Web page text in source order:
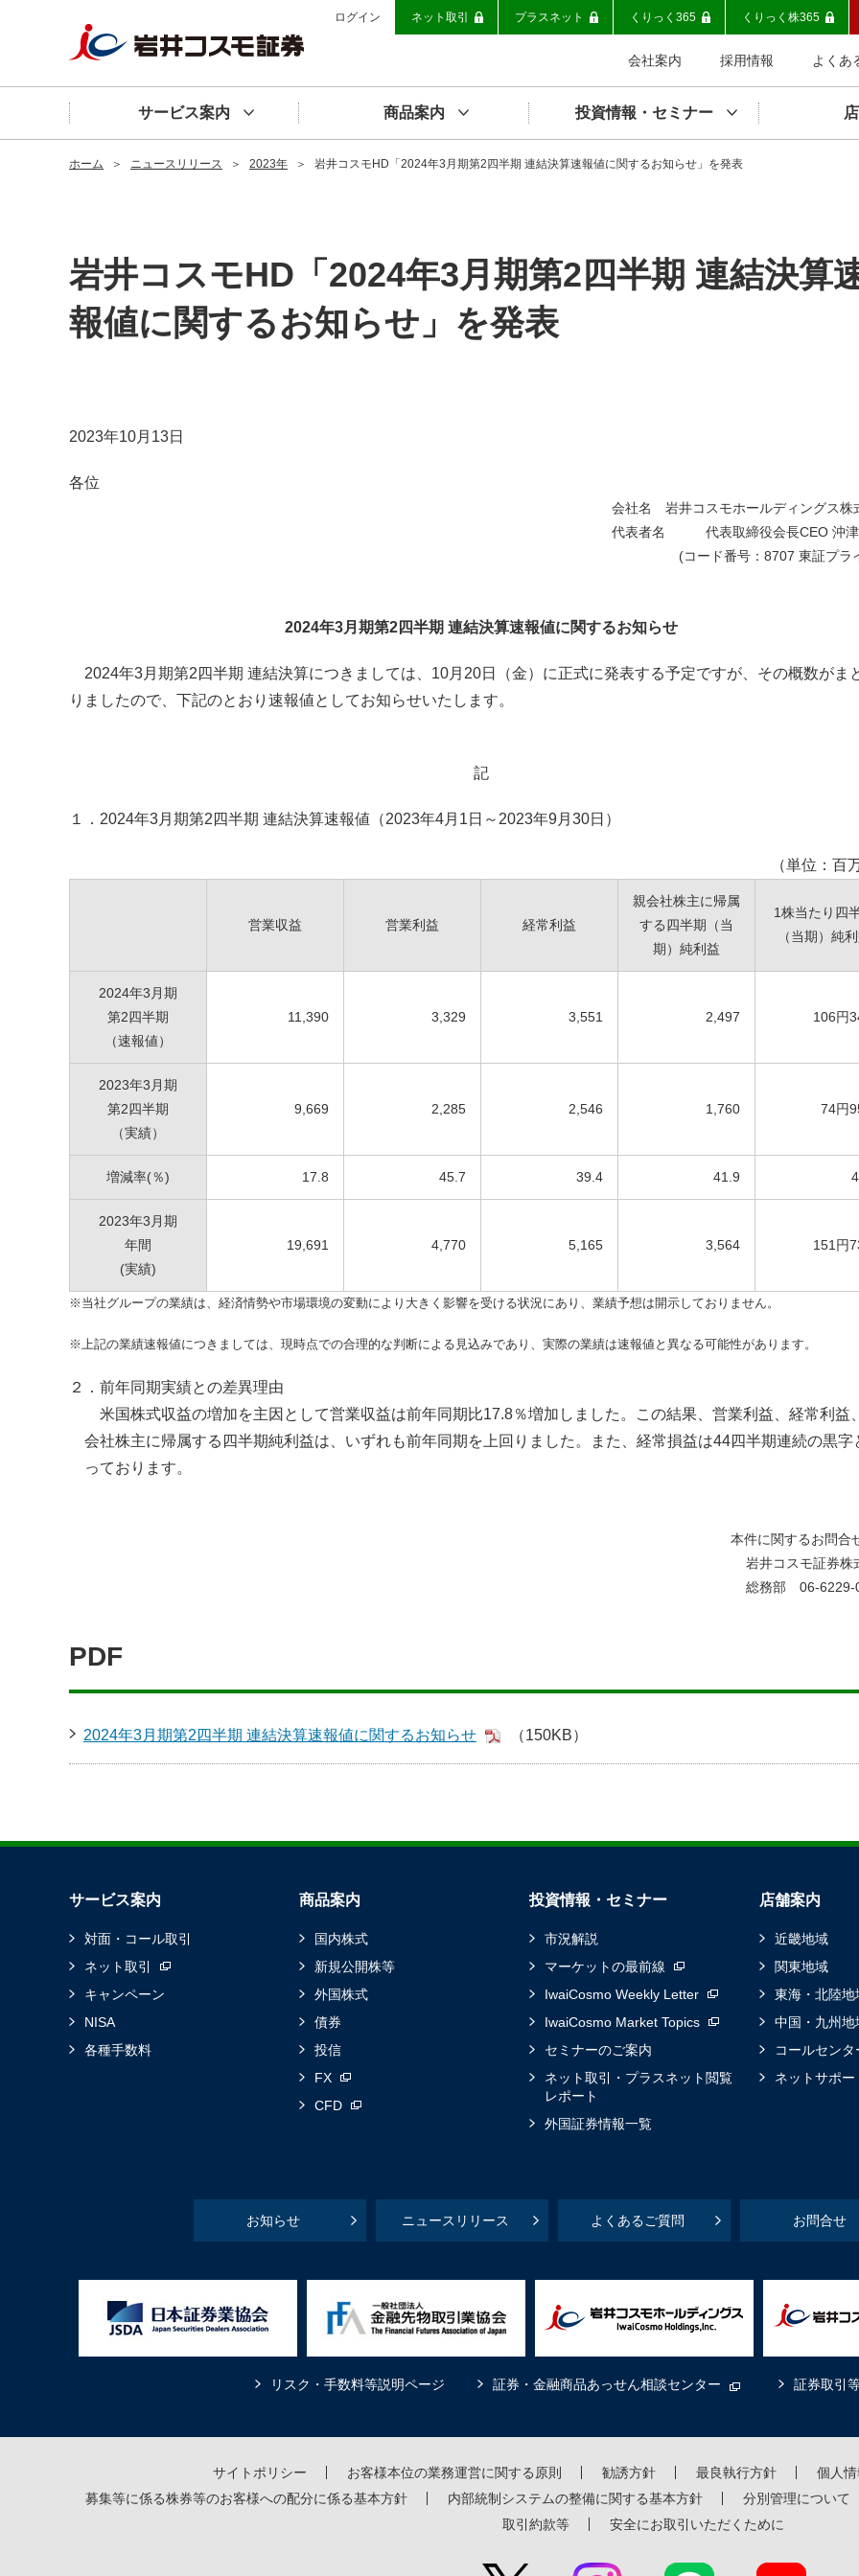
ログイン ネット取引 プラスネット くりっく365 くりっく株365
会社案内 採用情報 よくあ
サービス案内 商品案内 投資情報・セミナー
ホーム ＞ ニュースリリース ＞ 2023年 ＞ 岩井コスモHD「2024年3月期第2四半期 連結決算速報値に関するお知らせ」を発表
岩井コスモHD「2024年3月期第2四半期 連結決算
報値に関するお知らせ」を発表
2023年10月13日
各位
会社名 岩井コスモホールディングス株
代表者名 代表取締役会長CEO 沖津
(コード番号：8707 東証プラ
2024年3月期第2四半期 連結決算速報値に関するお知らせ
2024年3月期第2四半期 連結決算につきましては、10月20日（金）に正式に発表する予定ですが、その概数がま
りましたので、下記のとおり速報値としてお知らせいたします。
記
１．2024年3月期第2四半期 連結決算速報値（2023年4月1日～2023年9月30日）
（単位：百
営業収益 営業利益 経常利益
親会社株主に帰属
する四半期（当
期）純利益
1株当たり四
（当期）純
2024年3月期
第2四半期
（速報値）
11,390 3,329 3,551 2,497 106円
2023年3月期
第2四半期
（実績）
9,669 2,285 2,546 1,760 74円
増減率(％) 17.8 45.7 39.4 41.9
2023年3月期
年間
(実績)
19,691 4,770 5,165 3,564 151円
※当社グループの業績は、経済情勢や市場環境の変動により大きく影響を受ける状況にあり、業績予想は開示しておりません。
※上記の業績速報値につきましては、現時点での合理的な判断による見込みであり、実際の業績は速報値と異なる可能性があります。
２．前年同期実績との差異理由
米国株式収益の増加を主因として営業収益は前年同期比17.8％増加しました。この結果、営業利益、経常利益
会社株主に帰属する四半期純利益は、いずれも前年同期を上回りました。また、経常損益は44四半期連続の黒字
っております。
本件に関するお問合
岩井コスモ証券株
総務部 06-6229-
PDF
2024年3月期第2四半期 連結決算速報値に関するお知らせ （150KB）
サービス案内
対面・コール取引
ネット取引
キャンペーン
NISA
各種手数料
商品案内
国内株式
新規公開株等
外国株式
債券
投信
FX
CFD
投資情報・セミナー
市況解説
マーケットの最前線
IwaiCosmo Weekly Letter
IwaiCosmo Market Topics
セミナーのご案内
ネット取引・プラスネット閲覧
レポート
外国証券情報一覧
店舗案内
近畿地域
関東地域
東海・北陸地
中国・九州地
コールセンタ
ネットサポー
お知らせ ニュースリリース よくあるご質問 お問合せ
リスク・手数料等説明ページ 証券・金融商品あっせん相談センター 証券取引
サイトポリシー お客様本位の業務運営に関する原則 勧誘方針 最良執行方針 個人
募集等に係る株券等のお客様への配分に係る基本方針
内部統制システムの整備に関する基本方針 分別管理について
取引約款等
安全にお取引いただくために